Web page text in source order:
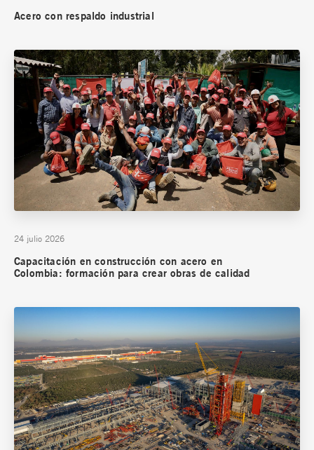
Acero con respaldo industrial
24 julio 2026
Capacitación en construcción con acero en
Colombia: formación para crear obras de calidad